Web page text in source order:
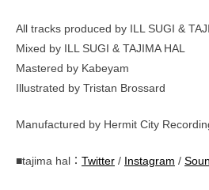
All tracks produced by ILL SUGI &
Mixed by ILL SUGI & TAJIMA HAL
Mastered by Kabeyam
Illustrated by Tristan Brossard
Manufactured by Hermit City
■tajima hal： Twitter / Instagram /